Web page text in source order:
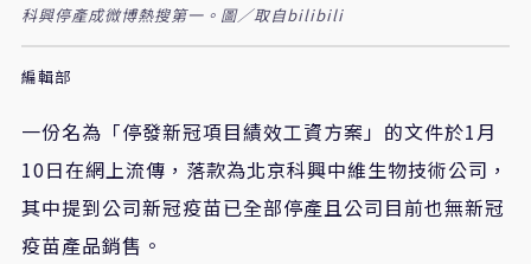
科興停產成微博熱搜第一。圖／取自bilibili
編輯部
一份名為「停發新冠項目績效工資方案」的文件於1月
10日在網上流傳，落款為北京科興中維生物技術公司，
其中提到公司新冠疫苗已全部停產且公司目前也無新冠
疫苗產品銷售。